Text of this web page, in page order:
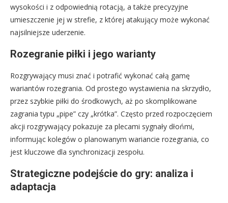
wysokości i z odpowiednią rotacją, a także precyzyjne
umieszczenie jej w strefie, z której atakujący może wykonać
najsilniejsze uderzenie.
Rozegranie piłki i jego warianty
Rozgrywający musi znać i potrafić wykonać całą gamę
wariantów rozegrania. Od prostego wystawienia na skrzydło,
przez szybkie piłki do środkowych, aż po skomplikowane
zagrania typu „pipe” czy „krótka”. Często przed rozpoczęciem
akcji rozgrywający pokazuje za plecami sygnały dłońmi,
informując kolegów o planowanym wariancie rozegrania, co
jest kluczowe dla synchronizacji zespołu.
Strategiczne podejście do gry: analiza i
adaptacja